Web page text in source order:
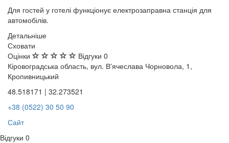
Для гостей у готелі функціонує електрозаправна станція для
автомобілів.
Детальніше
Сховати
Оцінки
Відгуки 0
Кіровоградська область, вул. В'ячеслава Чорновола, 1,
Кропивницький
48.518171 | 32.273521
+38 (0522) 30 50 90
Сайт
Відгуки 0